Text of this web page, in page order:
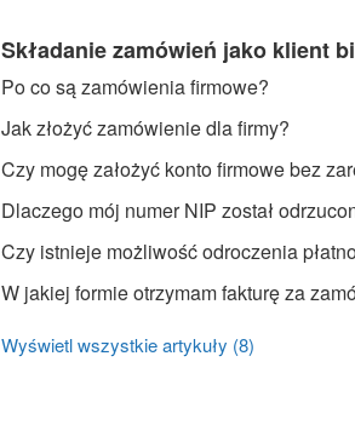
Składanie zamówień jako klient
Po co są zamówienia firmowe?
Jak złożyć zamówienie dla firmy?
Czy mogę założyć konto firmowe bez
Dlaczego mój numer NIP został
Czy istnieje możliwość odroczenia
W jakiej formie otrzymam fakturę za
Wyświetl wszystkie artykuły (8)